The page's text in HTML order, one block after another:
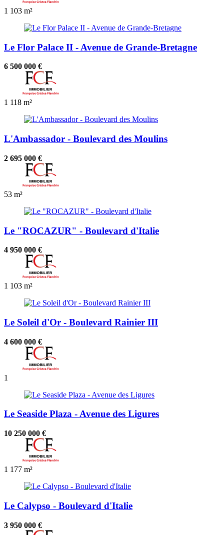
1 103 m²
Le Flor Palace II - Avenue de Grande-Bretagne
6 500 000 €
1 118 m²
L'Ambassador - Boulevard des Moulins
2 695 000 €
53 m²
Le "ROCAZUR" - Boulevard d'Italie
4 950 000 €
1 103 m²
Le Soleil d'Or - Boulevard Rainier III
4 600 000 €
1
Le Seaside Plaza - Avenue des Ligures
10 250 000 €
1 177 m²
Le Calypso - Boulevard d'Italie
3 950 000 €